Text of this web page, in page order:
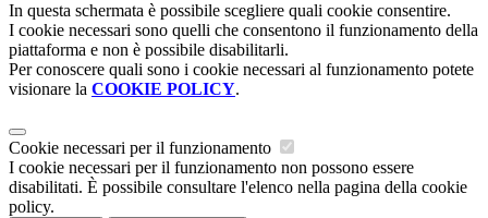
In questa schermata è possibile scegliere quali cookie consentire.
I cookie necessari sono quelli che consentono il funzionamento della
piattaforma e non è possibile disabilitarli.
Per conoscere quali sono i cookie necessari al funzionamento potete
visionare la COOKIE POLICY.
Cookie necessari per il funzionamento
I cookie necessari per il funzionamento non possono essere
disabilitati. È possibile consultare l'elenco nella pagina della cookie
policy.